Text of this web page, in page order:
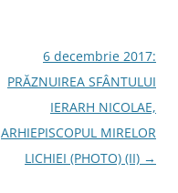
6 decembrie 2017:
PRĂZNUIREA SFÂNTULUI
IERARH NICOLAE,
ARHIEPISCOPUL MIRELOR
LICHIEI (PHOTO) (II) →